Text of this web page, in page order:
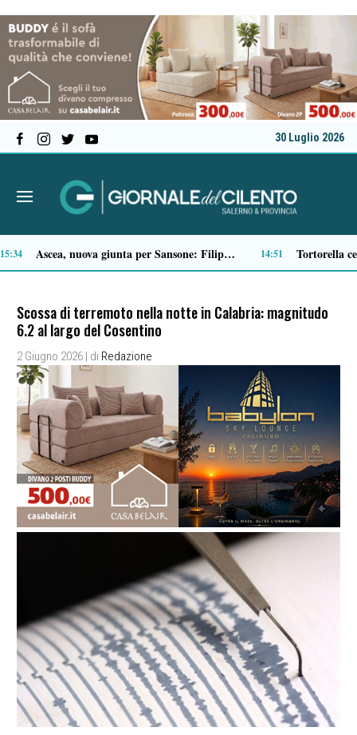
30 Luglio 2026
Padula istituisce la Giornata Joe Petrosino 13:43 Microcemento, tutto quello che c’è da sapere prima di sceglierlo
Scossa di terremoto nella notte in Calabria: magnitudo
6.2 al largo del Cosentino
2 Giugno 2026 | di Redazione